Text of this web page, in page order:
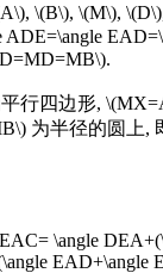
\(B\), \(M\),
ADE=\angle
行四边形,
为半径的圆上,
\angle
EAD+\angle